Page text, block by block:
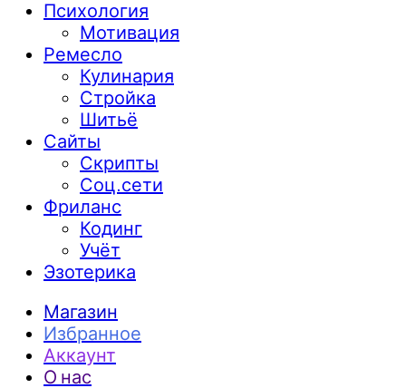
Психология
Мотивация
Ремесло
Кулинария
Стройка
Шитьё
Сайты
Скрипты
Соц.сети
Фриланс
Кодинг
Учёт
Эзотерика
Магазин
Избранное
Аккаунт
О нас